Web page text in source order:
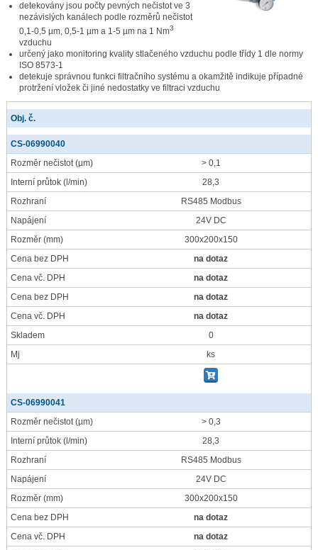
detekovány jsou počty pevných nečistot ve 3
nezávislých kanálech podle rozměrů nečistot
0,1-0,5 µm, 0,5-1 µm a 1-5 µm na 1 Nm3
vzduchu
určený jako monitoring kvality stlačeného vzduchu podle třídy 1 dle normy
ISO 8573-1
detekuje správnou funkci filtračního systému a okamžitě indikuje případné
protržení vložek či jiné nedostatky ve filtraci vzduchu
Obj. č.
CS-06990040
Rozměr nečistot(µm)
> 0,1
Interní průtok (l/min)
28,3
Rozhraní
RS485 Modbus
Napájení
24V DC
Rozměr (mm)
300x200x150
Cena bez DPH
na dotaz
Cena vč. DPH
na dotaz
Cena bez DPH
na dotaz
Cena vč. DPH
na dotaz
Skladem
0
Mj
ks
CS-06990041
Rozměr nečistot(µm)
> 0,3
Interní průtok (l/min)
28,3
Rozhraní
RS485 Modbus
Napájení
24V DC
Rozměr (mm)
300x200x150
Cena bez DPH
na dotaz
Cena vč. DPH
na dotaz